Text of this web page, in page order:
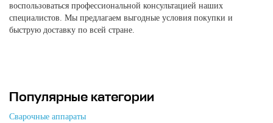
воспользоваться профессиональной консультацией наших
специалистов. Мы предлагаем выгодные условия покупки и
быструю доставку по всей стране.
Популярные категории
Сварочные аппараты